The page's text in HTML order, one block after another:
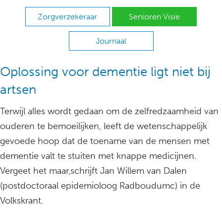
Zorgverzekeraar Senioren Visie
Journaal
Oplossing voor dementie ligt niet bij
artsen
Terwijl alles wordt gedaan om de zelfredzaamheid van
ouderen te bemoeilijken, leeft de wetenschappelijk
gevoede hoop dat de toename van de mensen met
dementie valt te stuiten met knappe medicijnen.
Vergeet het maar,schrijft Jan Willem van Dalen
(postdoctoraal epidemioloog Radboudumc) in de
Volkskrant.